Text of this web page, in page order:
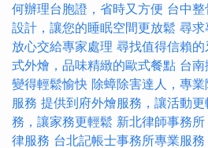
何辦理台胞證，省時又方便 台中
設計，讓您的睡眠空間更放鬆 尋求
放心交給專家處理 尋找值得信賴
式外燴，品味精緻的歐式餐點 台
變得輕鬆愉快 除蟑除害達人，專
服務 提供到府外燴服務，讓活動更
務，讓家務更輕鬆 新北律師事務
律服務 台北記帳士事務所專業服務